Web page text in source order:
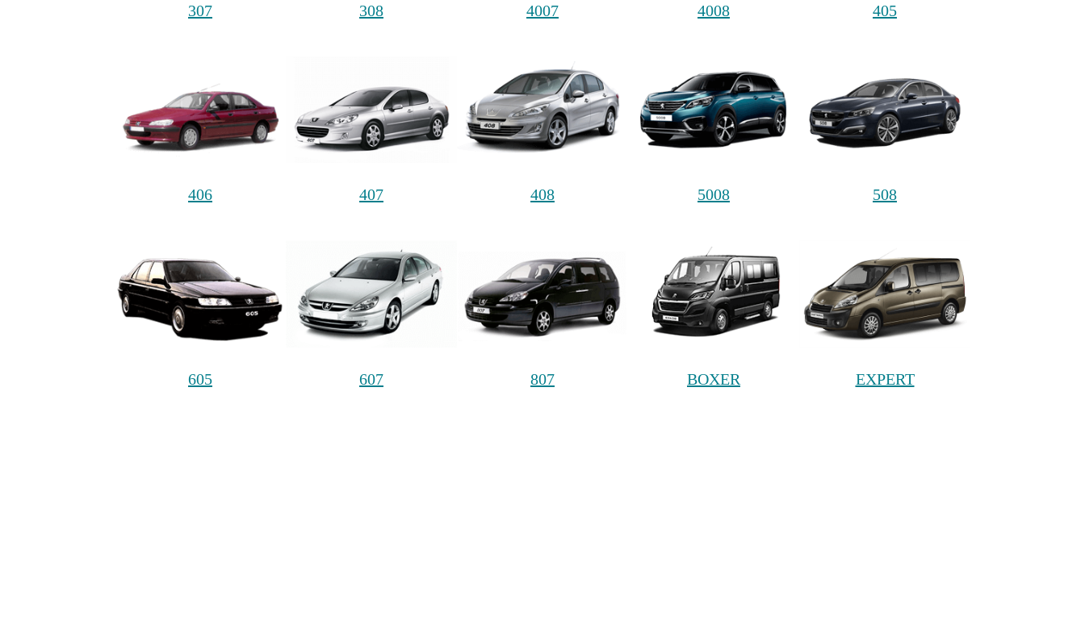
307 308 4007 4008 405
406 407 408 5008 508
605 607 807 BOXER EXPERT